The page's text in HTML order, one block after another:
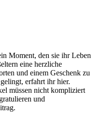
Moment, den sie ihr Leben
eine herzliche
und einem Geschenk zu
erfahrt ihr hier.
müssen nicht kompliziert
und